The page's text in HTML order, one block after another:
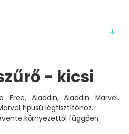
- kicsi
Free, Aladdin, Aladdin Marvel,
tipusú légtisztítóhoz.
környezettől függően.